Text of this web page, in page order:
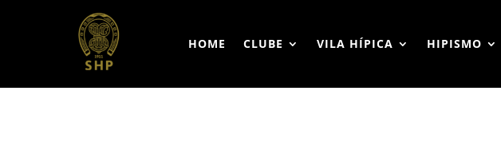
HOME CLUBE VILA HÍPICA HIPISMO